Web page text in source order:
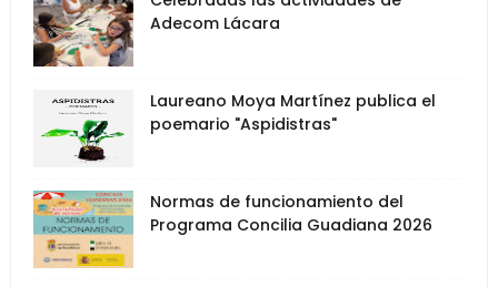
Adecom Lácara
Laureano Moya Martínez publica el
poemario "Aspidistras"
Normas de funcionamiento del
Programa Concilia Guadiana 2026